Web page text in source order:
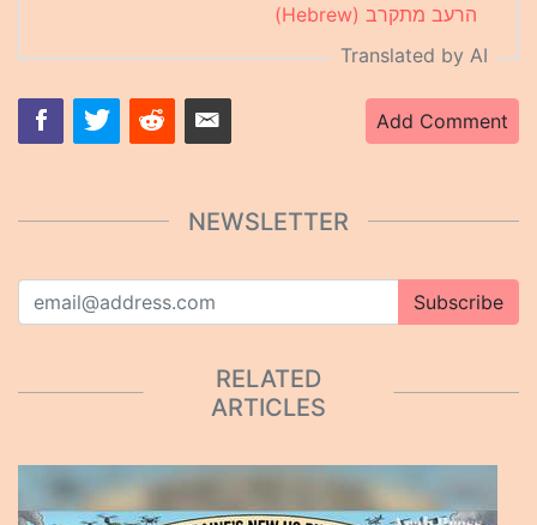
הרעב מתקרב (Hebrew)
Translated by AI
Add Comment
NEWSLETTER
Subscribe
RELATED
ARTICLES